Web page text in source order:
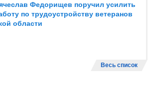
Федорищев поручил усилить
по трудоустройству ветеранов
области
Весь список